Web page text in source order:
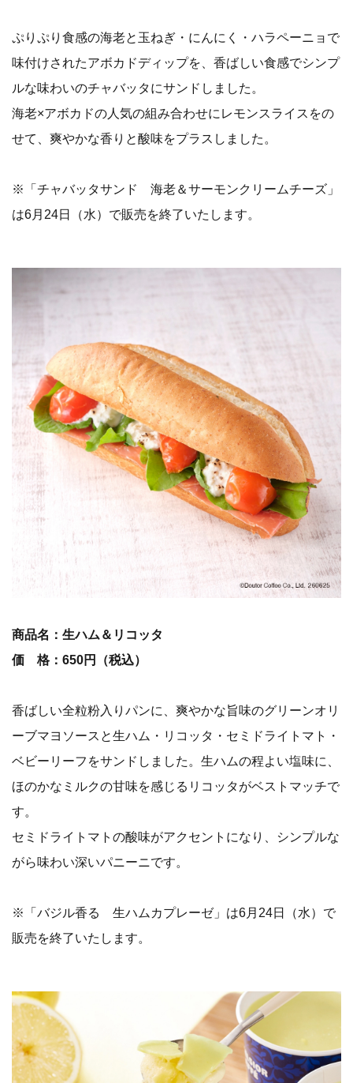
ぷりぷり食感の海老と玉ねぎ・にんにく・ハラペーニョで
味付けされたアボカドディップを、香ばしい食感でシンプ
ルな味わいのチャバッタにサンドしました。
海老×アボカドの人気の組み合わせにレモンスライスをの
せて、爽やかな香りと酸味をプラスしました。
※「チャバッタサンド 海老＆サーモンクリームチーズ」
は6月24日（水）で販売を終了いたします。
商品名：生ハム＆リコッタ
価 格：650円（税込）
香ばしい全粒粉入りパンに、爽やかな旨味のグリーンオリ
ーブマヨソースと生ハム・リコッタ・セミドライトマト・
ベビーリーフをサンドしました。生ハムの程よい塩味に、
ほのかなミルクの甘味を感じるリコッタがベストマッチで
す。
セミドライトマトの酸味がアクセントになり、シンプルな
がら味わい深いパニーニです。
※「バジル香る 生ハムカプレーゼ」は6月24日（水）で
販売を終了いたします。